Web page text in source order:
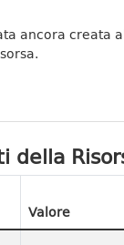
ancora creata
della
Valore